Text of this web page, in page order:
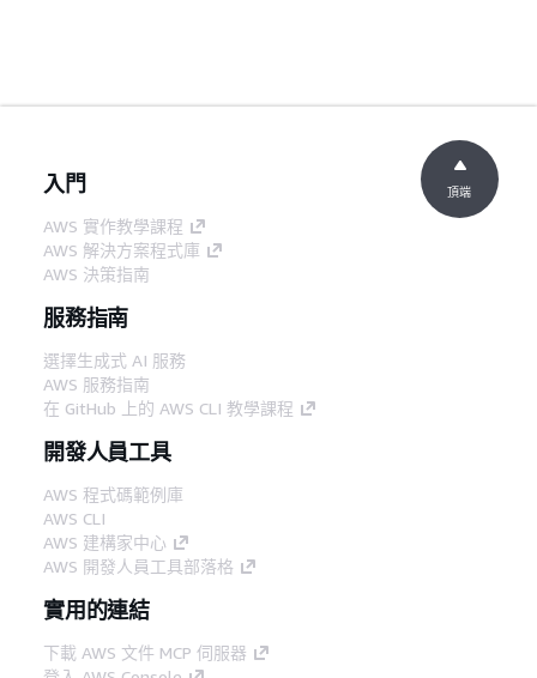
入門
AWS 實作教學課程
AWS 解決方案程式庫
AWS 決策指南
服務指南
選擇生成式 AI 服務
AWS 服務指南
在 GitHub 上的 AWS CLI 教學課程
開發人員工具
AWS 程式碼範例庫
AWS CLI
AWS 建構家中心
AWS 開發人員工具部落格
實用的連結
下載 AWS 文件 MCP 伺服器
頂端